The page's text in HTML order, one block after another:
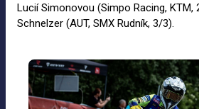
Lucií Simonovou (Simpo Racing, KTM,
Schnelzer (AUT, SMX Rudník, 3/3).